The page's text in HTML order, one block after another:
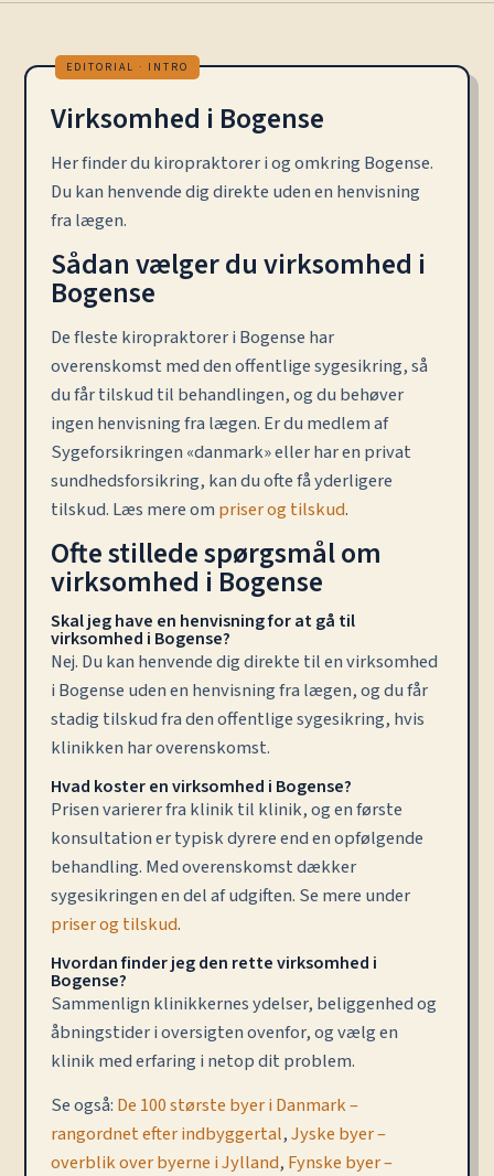
Virksomhed i Bogense
Her finder du kiropraktorer i og omkring Bogense.
Du kan henvende dig direkte uden en henvisning
fra lægen.
Sådan vælger du virksomhed i
Bogense
De fleste kiropraktorer i Bogense har
overenskomst med den offentlige sygesikring, så
du får tilskud til behandlingen, og du behøver
ingen henvisning fra lægen. Er du medlem af
Sygeforsikringen «danmark» eller har en privat
sundhedsforsikring, kan du ofte få yderligere
tilskud. Læs mere om priser og tilskud.
Ofte stillede spørgsmål om
virksomhed i Bogense
Skal jeg have en henvisning for at gå til
virksomhed i Bogense?
Nej. Du kan henvende dig direkte til en virksomhed
i Bogense uden en henvisning fra lægen, og du får
stadig tilskud fra den offentlige sygesikring, hvis
klinikken har overenskomst.
Hvad koster en virksomhed i Bogense?
Prisen varierer fra klinik til klinik, og en første
konsultation er typisk dyrere end en opfølgende
behandling. Med overenskomst dækker
sygesikringen en del af udgiften. Se mere under
priser og tilskud.
Hvordan finder jeg den rette virksomhed i
Bogense?
Sammenlign klinikkernes ydelser, beliggenhed og
åbningstider i oversigten ovenfor, og vælg en
klinik med erfaring i netop dit problem.
Se også: De 100 største byer i Danmark –
rangordnet efter indbyggertal,Jyske byer –
overblik over byerne i Jylland, Fynske byer –